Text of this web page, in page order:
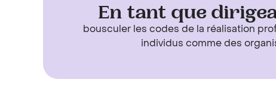
En tant que
bousculer les codes de la réalisation
individus comme des